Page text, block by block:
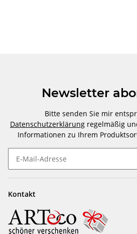
Newsletter
Bitte senden Sie mir
Datenschutzerklärung regelmäßig
Informationen zu Ihrem
Kontakt